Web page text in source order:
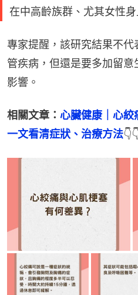
在中高齡族群、尤其女性身
專家提醒，該研究結果不
管疾病，但還是要多加留
影響。
相關文章： 心臟健康｜心絞
一文看清症狀、治療方法